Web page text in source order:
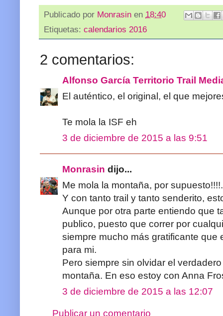
Publicado por Monrasin en 18:40
Etiquetas: calendarios 2016
2 comentarios:
Alfonso García Territorio Trail
El auténtico, el original, el que
Te mola la ISF eh
3 de diciembre de 2015 a las 9:51
Monrasin dijo...
Me mola la montaña, por supuesto!!!!.
Y con tanto trail y tanto senderito,
Aunque por otra parte entiendo que
publico, puesto que correr por
siempre mucho más gratificante que
para mi.
Pero siempre sin olvidar el
montaña. En eso estoy con Anna
3 de diciembre de 2015 a las 12:07
Publicar un comentario